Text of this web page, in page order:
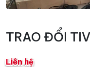
TRAO ĐỔI
Liên hệ